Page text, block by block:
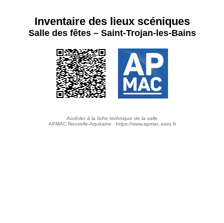
Inventaire des lieux scéniques
Salle des fêtes – Saint-Trojan-les-Bains
Accéder à la fiche technique de la salle
APMAC Nouvelle-Aquitaine - https://www.apmac.asso.fr